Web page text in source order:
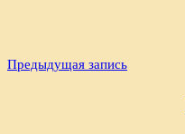
Навигация
Предыдущая запись